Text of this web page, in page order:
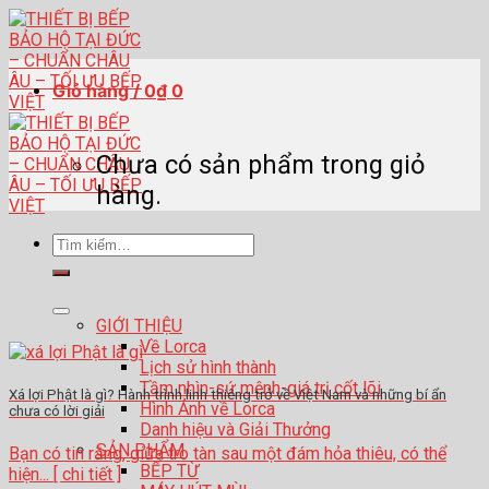
Skip
to
content
Tìm
kiếm:
GIỚI THIỆU
Về Lorca
Lịch sử hình thành
Tầm nhìn-sứ mệnh-giá trị cốt lõi
Hình Ảnh về Lorca
Danh hiệu và Giải Thưởng
SẢN PHẨM
BẾP TỪ
Giỏ hàng /0₫ 0
Chưa có sản phẩm trong giỏ
hàng.
Xá lợi Phật là gì? Hành trình linh thiêng trở về Việt Nam và những bí ẩn
chưa có lời giải
Bạn có tin rằng, giữa tro tàn sau một đám hỏa thiêu, có thể
hiện... [ chi tiết ]